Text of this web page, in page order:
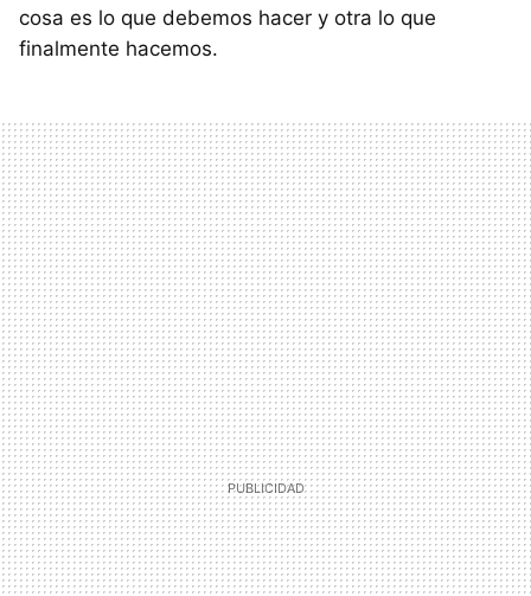
cosa es lo que debemos hacer y otra lo que
finalmente hacemos.